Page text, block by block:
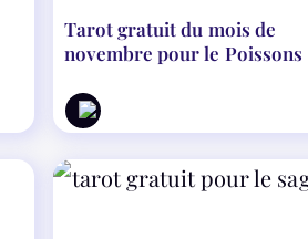
Tarot gratuit du mois de
novembre pour le Poissons